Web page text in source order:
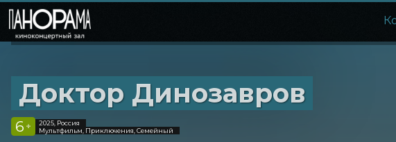
Доктор Динозавров
6 +
2025, Россия
Мультфильм, Приключения, Семейный